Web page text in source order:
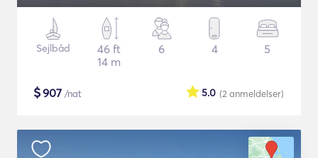
Sejlbåd
46 ft
14 m
6 4 5
$907 /nat (2 anmeldelser)
5.0